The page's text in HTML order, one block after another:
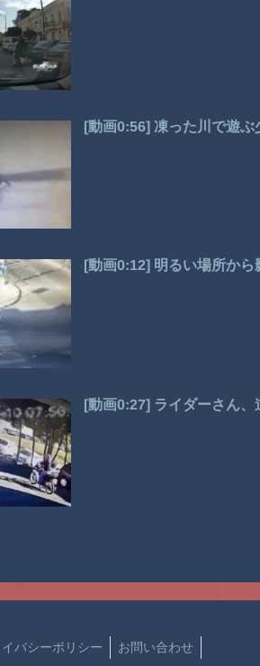
[動画0:56] 凍った川で遊
[動画0:12] 明るい場所か
[動画0:27] ライダーさん
バシーポリシー お問い合わせ